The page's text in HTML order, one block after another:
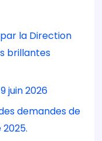
la Direction
brillantes
juin 2026
demandes de